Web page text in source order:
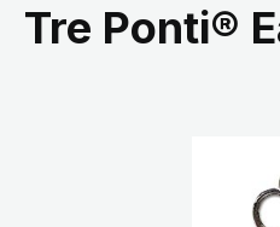
Tre Ponti®